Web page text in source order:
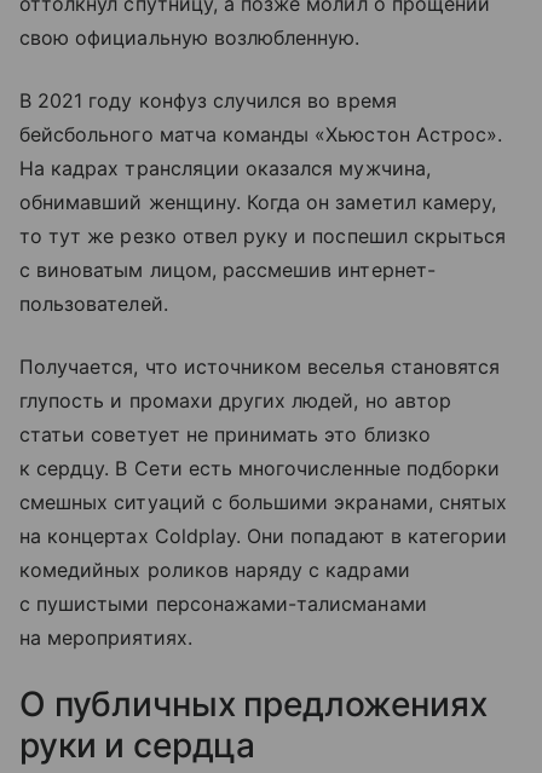
свою официальную возлюбленную.
В 2021 году конфуз случился во время
бейсбольного матча команды «Хьюстон Астрос».
На кадрах трансляции оказался мужчина,
обнимавший женщину. Когда он заметил камеру,
то тут же резко отвел руку и поспешил скрыться
с виноватым лицом, рассмешив интернет-
пользователей.
Получается, что источником веселья становятся
глупость и промахи других людей, но автор
статьи советует не принимать это близко
к сердцу. В Сети есть многочисленные подборки
смешных ситуаций с большими экранами, снятых
на концертах Coldplay. Они попадают в категории
комедийных роликов наряду с кадрами
с пушистыми персонажами-талисманами
на мероприятиях.
О публичных предложениях
руки и сердца